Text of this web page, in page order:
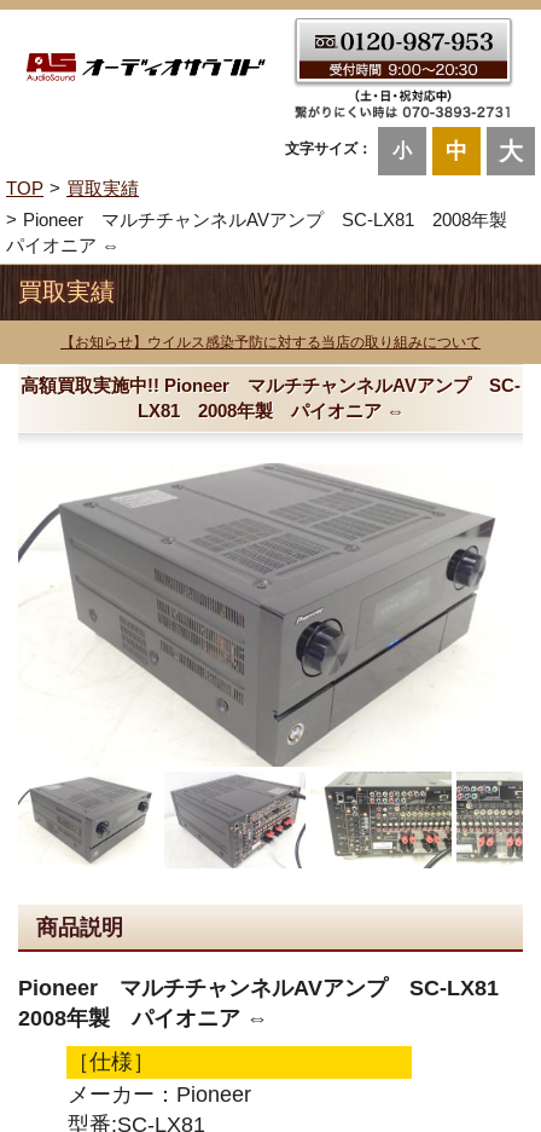
文字サイズ： 小 中 大
TOP
買取実績
Pioneer マルチチャンネルAVアンプ SC-LX81 2008年製
パイオニア ⇔
買取実績
【お知らせ】ウイルス感染予防に対する当店の取り組みについて
高額買取実施中!! Pioneer マルチチャンネルAVアンプ SC-
LX81 2008年製 パイオニア ⇔
商品説明
Pioneer マルチチャンネルAVアンプ SC-LX81
2008年製 パイオニア ⇔
［仕様］
メーカー：Pioneer
型番:SC-LX81